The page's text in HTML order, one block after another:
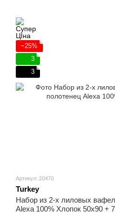
−25%
3
3
Артикул: 20470
Turkey
Набор из 2-х лиловых
Alexa 100% Хлопок 50х90 +